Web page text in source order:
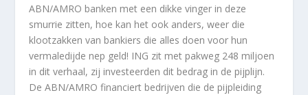
ABN/AMRO banken met een dikke vinger in deze
smurrie zitten, hoe kan het ook anders, weer die
klootzakken van bankiers die alles doen voor hun
vermaledijde nep geld! ING zit met pakweg 248 miljoen
in dit verhaal, zij investeerden dit bedrag in de pijplijn.
De ABN/AMRO financiert bedrijven die de pijpleiding